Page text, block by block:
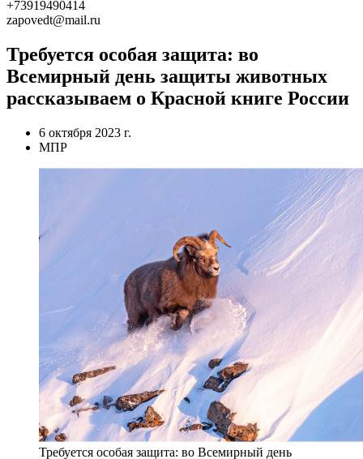
663305, г.Норильск
zapovedt@mail.ru
Требуется особая защита: во
Всемирный день защиты животных
рассказываем о Красной книге России